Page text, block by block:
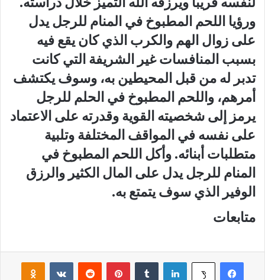
ورؤيا اللحم المطبوخ في المنام للرجل يدل
على زوال الهم والكرب الذي كان يقع فيه
بسبب المنافسات غير الشريفة التي كانت
تدبر له من قبل المحيطين به، وسوف يكتشف
أمرهم، واللحم المطبوخ في الحلم للرجل
يرمز إلى شخصيته القوية وقدرته على الاعتماد
على نفسه في المواقف المختلفة وتلبية
متطلبات أبنائه. وأكل اللحم المطبوخ في
المنام للرجل يدل على المال الكثير والرزق
الوفير الذي سوف يتمتع به.
متابعات
فيسبوك ‫X لينكدإن بينتيريست